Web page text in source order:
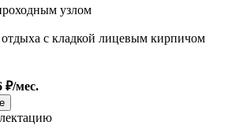
узлом
с кладкой лицевым кирпичом
₽/мес.